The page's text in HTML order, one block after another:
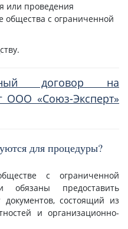
или проведения
общества с ограниченной
договор на
ООО «Союз-Эксперт»
для процедуры?
с ограниченной
обязаны предоставить
документов, состоящий из
и организационно-